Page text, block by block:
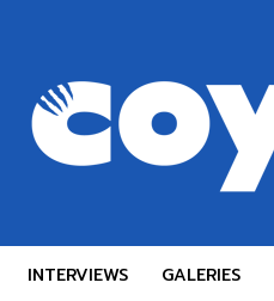
INTERVIEWS GALERIES